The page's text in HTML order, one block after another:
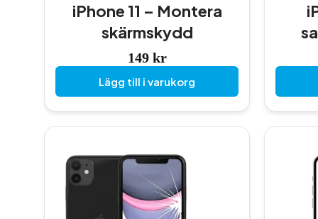
iPhone 11 – Montera
skärmskydd
149 kr
Lägg till i varukorg